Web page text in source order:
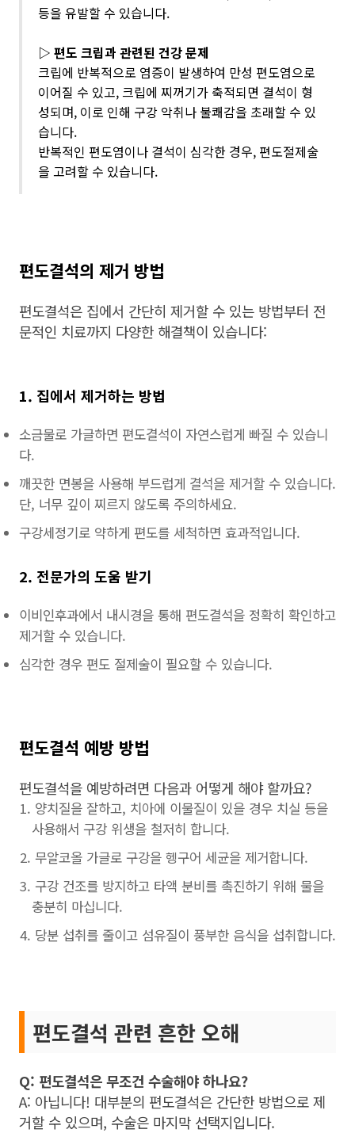
등을 유발할 수 있습니다.
▷ 편도 크립과 관련된 건강 문제
크립에 반복적으로 염증이 발생하여 만성 편도염으로
이어질 수 있고, 크립에 찌꺼기가 축적되면 결석이 형
성되며, 이로 인해 구강 악취나 불쾌감을 초래할 수 있
습니다.
반복적인 편도염이나 결석이 심각한 경우, 편도절제술
을 고려할 수 있습니다.
편도결석의 제거 방법
편도결석은 집에서 간단히 제거할 수 있는 방법부터 전
문적인 치료까지 다양한 해결책이 있습니다:
1. 집에서 제거하는 방법
소금물로 가글하면 편도결석이 자연스럽게 빠질 수 있습니
다.
깨끗한 면봉을 사용해 부드럽게 결석을 제거할 수 있습니다.
단, 너무 깊이 찌르지 않도록 주의하세요.
구강세정기로 약하게 편도를 세척하면 효과적입니다.
2. 전문가의 도움 받기
이비인후과에서 내시경을 통해 편도결석을 정확히 확인하고
제거할 수 있습니다.
심각한 경우 편도 절제술이 필요할 수 있습니다.
편도결석 예방 방법
편도결석을 예방하려면 다음과 어떻게 해야 할까요?
양치질을 잘하고, 치아에 이물질이 있을 경우 치실 등을
사용해서 구강 위생을 철저히 합니다.
무알코올 가글로 구강을 헹구어 세균을 제거합니다.
구강 건조를 방지하고 타액 분비를 촉진하기 위해 물을
충분히 마십니다.
당분 섭취를 줄이고 섬유질이 풍부한 음식을 섭취합니다.
편도결석 관련 흔한 오해
Q: 편도결석은 무조건 수술해야 하나요?
A: 아닙니다! 대부분의 편도결석은 간단한 방법으로 제
거할 수 있으며, 수술은 마지막 선택지입니다.